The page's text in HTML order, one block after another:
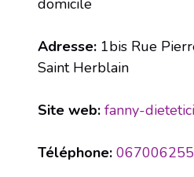
domicile
Adresse: 1bis Rue
Saint Herblain
Site web: fanny-
Téléphone: